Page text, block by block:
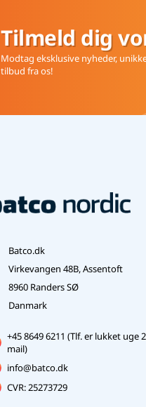
Tilmeld dig
Modtag eksklusive nyheder,
tilbud fra os!
Batco.dk
Virkevangen 48B, Assentoft
8960 Randers SØ
Danmark
+45 8649 6211 (Tlf. er lukket uge
mail)
info@batco.dk
CVR: 25273729